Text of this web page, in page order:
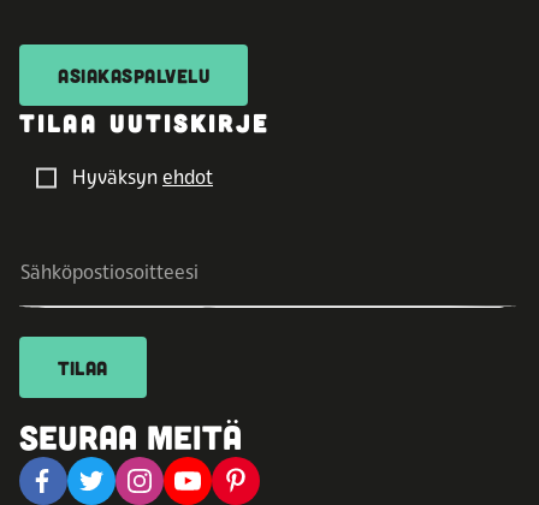
ASIAKASPALVELU
TILAA UUTISKIRJE
Hyväksyn ehdot
TILAA
SEURAA MEITÄ